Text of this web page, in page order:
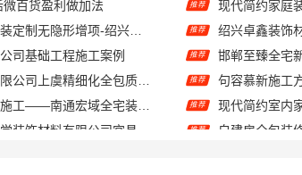
司基础工程施工案例
靠谱一站式家装公司施工——南通宏域全宅装饰建材有限公司
湖北百年米莱空间美学装饰材料有限公司宜昌专业装修公司口碑
推荐
推荐
推荐 句容慕新施工
推荐
推荐